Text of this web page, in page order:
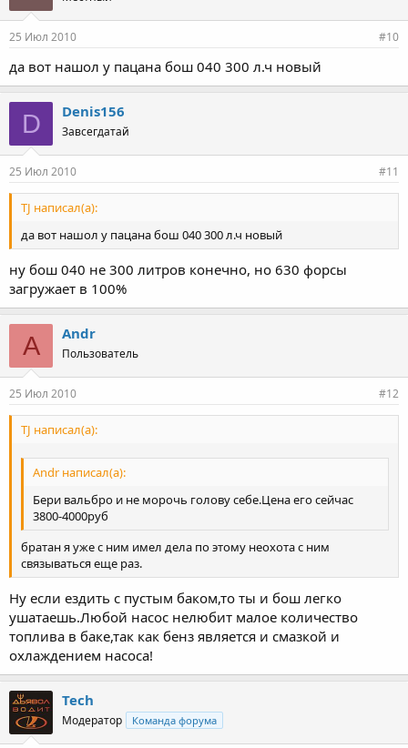
25 Июл 2010 #10
да вот нашол у пацана бош 040 300 л.ч новый
D Denis156
Завсегдатай
25 Июл 2010 #11
TJ написал(а):
да вот нашол у пацана бош 040 300 л.ч новый
ну бош 040 не 300 литров конечно, но 630 форсы
загружает в 100%
A Andr
Пользователь
25 Июл 2010 #12
TJ написал(а):
Andr написал(а):
Бери вальбро и не морочь голову себе.Цена его сейчас
3800-4000руб
братан я уже с ним имел дела по этому неохота с ним
связываться еще раз.
Ну если ездить с пустым баком,то ты и бош легко
ушатаешь.Любой насос нелюбит малое количество
топлива в баке,так как бенз является и смазкой и
охлаждением насоса!
Tech
Модератор Команда форума